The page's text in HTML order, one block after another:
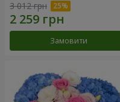
3 012 грн
Замовити